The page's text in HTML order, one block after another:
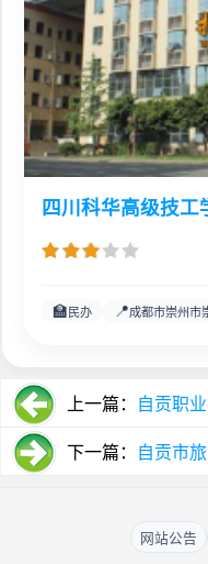
四川科华高级技工
🏫 民办 📍成都市崇州市
上一篇： 自贡职
下一篇： 自贡市
网站公告